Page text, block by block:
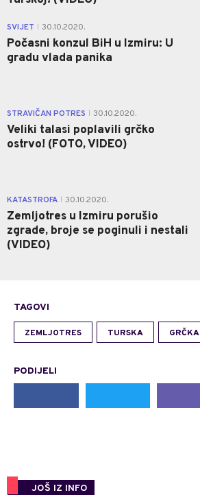
SVIJET 30.10.2020.
Počasni konzul BiH u Izmiru: U
gradu vlada panika
STRAVIČAN POTRES 30.10.2020.
Veliki talasi poplavili grčko
ostrvo! (FOTO, VIDEO)
KATASTROFA 30.10.2020.
Zemljotres u Izmiru porušio
zgrade, broje se poginuli i nestali
(VIDEO)
TAGOVI
ZEMLJOTRES TURSKA GRČKA
PODIJELI
JOŠ IZ INFO